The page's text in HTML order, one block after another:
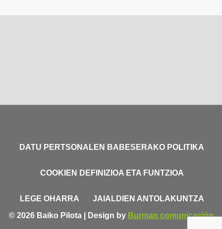
DATU PERTSONALEN BABESERAKO POLITIKA
COOKIEN DEFINIZIOA ETA FUNTZIOA
LEGE OHARRA
JAIALDIEN ANTOLAKUNTZA
© 2026 Baiko Pilota | Design by Burman comunicación